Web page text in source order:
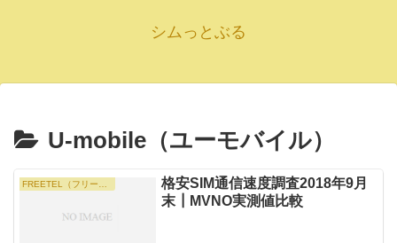
シムっとぶる
U-mobile（ユーモバイル）
FREETEL（フリーテル）・旧 FREETEL SIM（現 楽天モバイル）
格安SIM通信速度調査2018年9月
末┃MVNO実測値比較